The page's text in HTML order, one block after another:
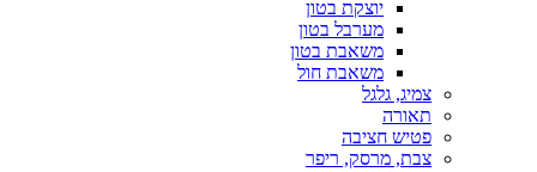
יוצקת בטון
מערבל בטון
משאבת בטון
משאבת חול
צמיג, גלגל
תאורה
פטיש חציבה
צבת, מרסק, ריפר